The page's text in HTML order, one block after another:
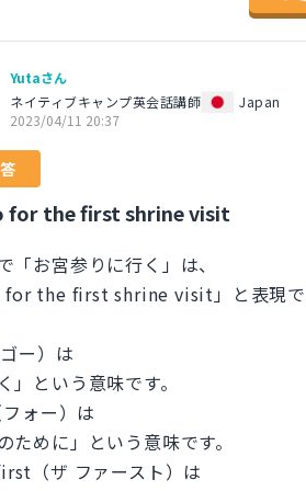
Yutaさん
ネイティブキャンプ英会話講師
Japan
2023/04/11 20:37
for the first shrine visit
「お宮参りに行く」は、
for the first shrine visit」と表現で
ー）は
」という意味です。
ォー）は
ために」という意味です。
（ザ ファースト）は